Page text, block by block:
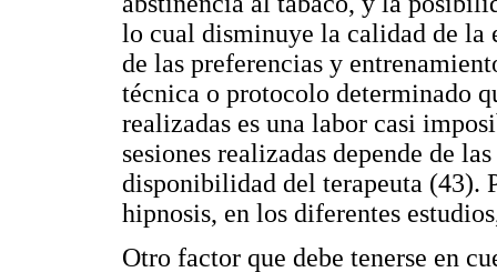
lo cual disminuye la calidad de la
de las preferencias y
técnica o protocolo determinado
realizadas es una labor casi
sesiones realizadas depende de
disponibilidad del terapeuta (43).
hipnosis, en los diferentes
Otro factor que debe tenerse en